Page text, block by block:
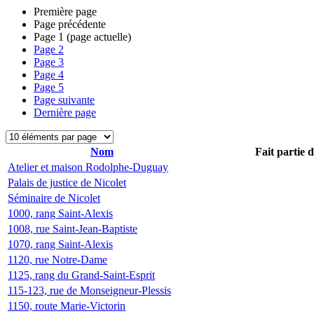
Première page
Page précédente
Page 1 (page actuelle)
Page 2
Page 3
Page 4
Page 5
Page suivante
Dernière page
Nom
Fait partie
Atelier et maison Rodolphe-Duguay
Palais de justice de Nicolet
Séminaire de Nicolet
1000, rang Saint-Alexis
1008, rue Saint-Jean-Baptiste
1070, rang Saint-Alexis
1120, rue Notre-Dame
1125, rang du Grand-Saint-Esprit
115-123, rue de Monseigneur-Plessis
1150, route Marie-Victorin